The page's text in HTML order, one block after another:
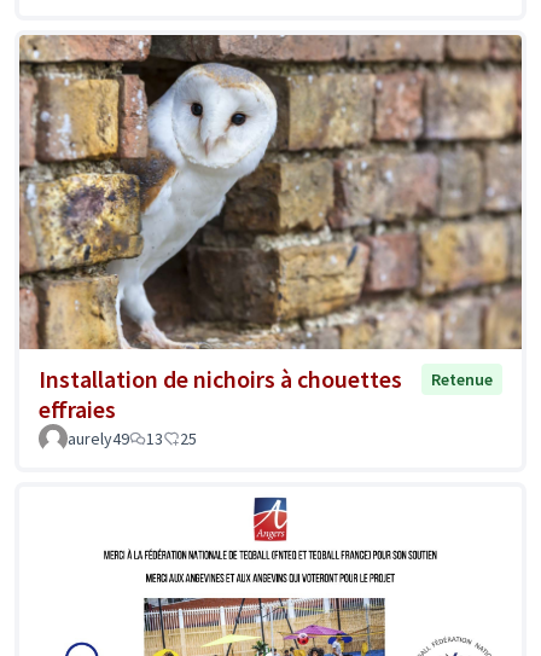
Installation de nichoirs à chouettes
effraies
Retenue
aurely49 13 25